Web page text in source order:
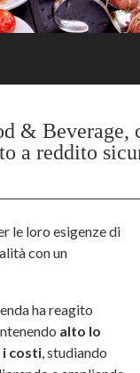
& Beverage,
a reddito
le loro esigenze di
con un
ha reagito
alto lo
costi, studiando